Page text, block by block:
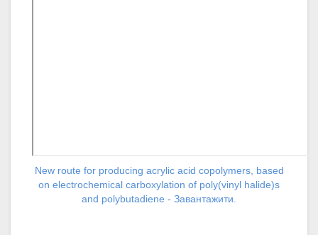
New route for producing acrylic acid copolymers, based
on electrochemical carboxylation of poly(vinyl halide)s
and polybutadiene - Завантажити.